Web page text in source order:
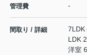
管理費 -
間取り / 詳細
7LDK
LDK
洋室